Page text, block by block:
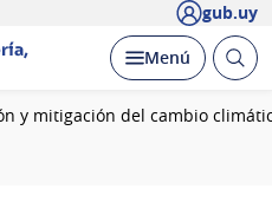
gub.uy
Desplegar
Menú Abrir
y mitigación del cambio